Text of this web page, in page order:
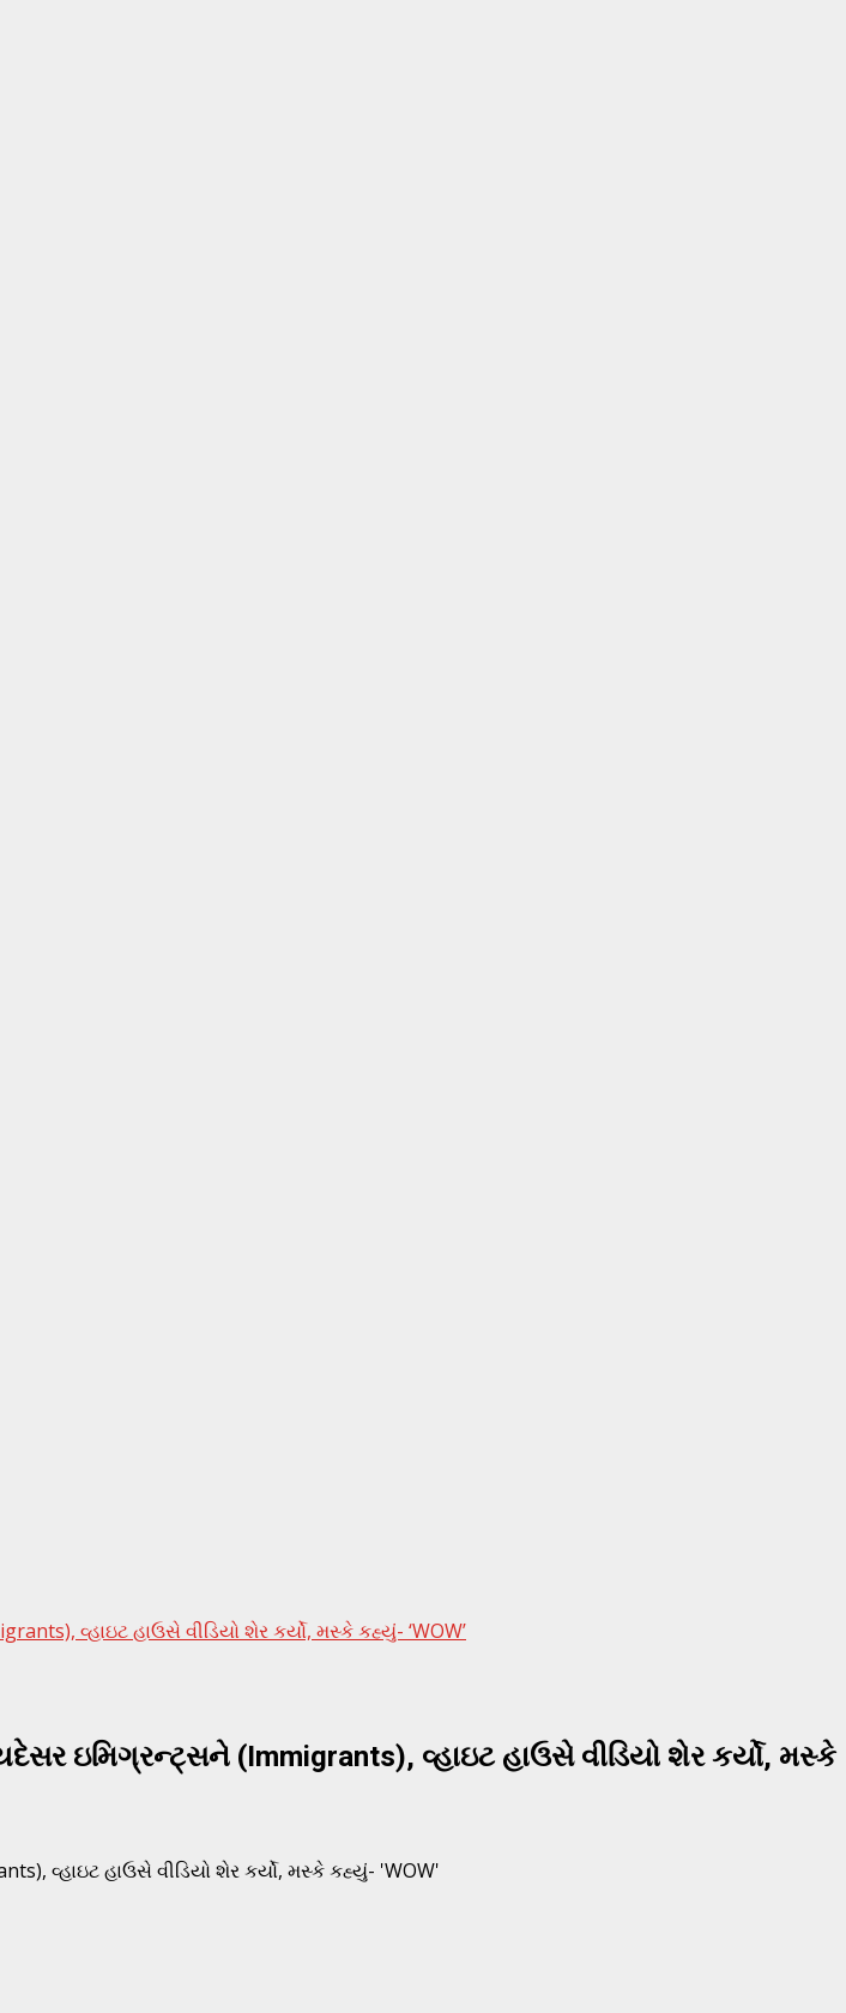
વ્હાઇટ હાઉસે વીડિયો શેર કર્યો, મસ્કે કહ્યું- ‘WOW’
ઇમિગ્રન્ટ્સને (Immigrants), વ્હાઇટ હાઉસે વીડિયો શેર કર્યો, મસ્કે